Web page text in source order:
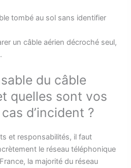
tombé au sol sans identifier
un câble aérien décroché seul,
du câble
quelles sont vos
d’incident ?
et responsabilités, il faut
le réseau téléphonique
la majorité du réseau